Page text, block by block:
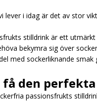
lever i idag är det av stor
stilldrink är ett
bekymra sig över
med sockerliknande
den
passionsfrukts